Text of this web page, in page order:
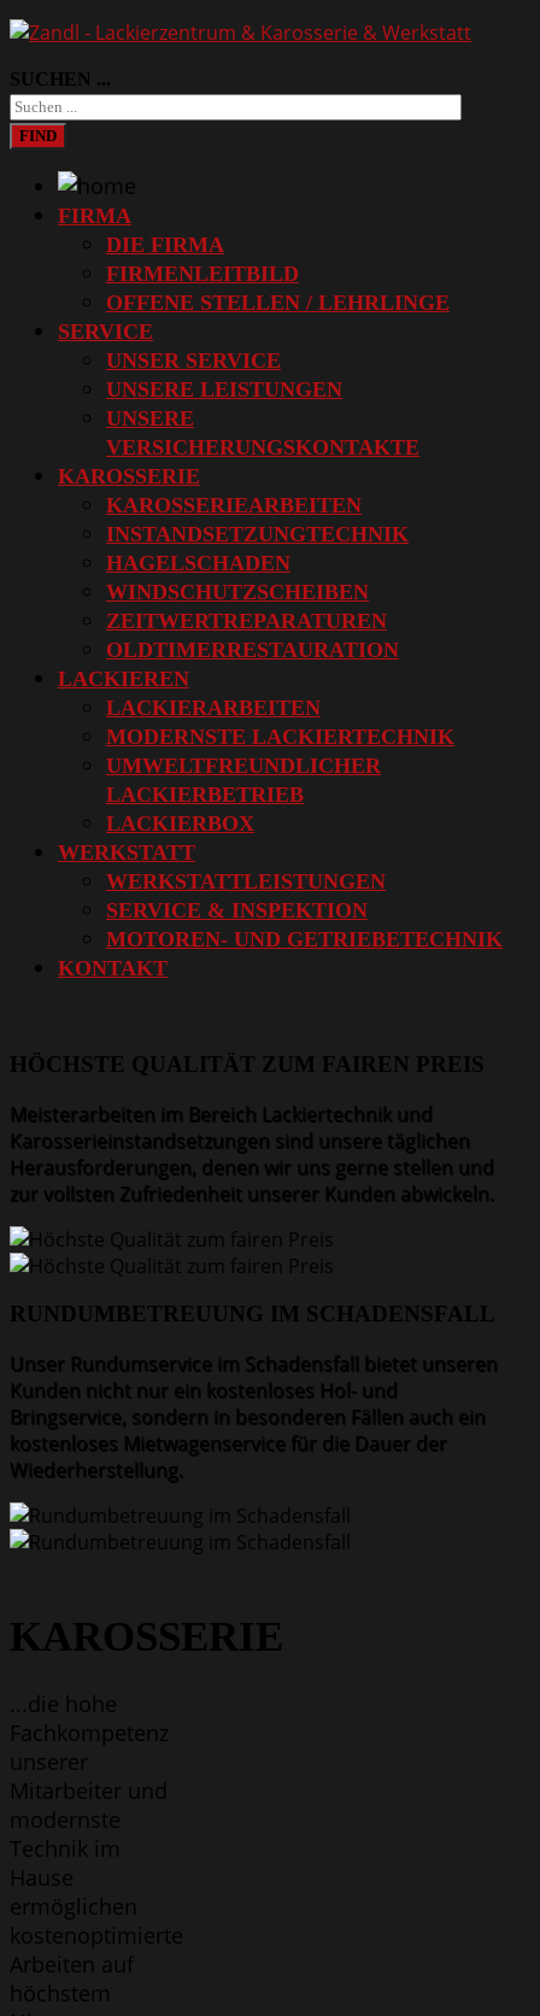
SUCHEN ...
FIND
FIRMA
DIE FIRMA
FIRMENLEITBILD
OFFENE STELLEN / LEHRLINGE
SERVICE
UNSER SERVICE
UNSERE LEISTUNGEN
UNSERE
VERSICHERUNGSKONTAKTE
KAROSSERIE
KAROSSERIEARBEITEN
INSTANDSETZUNGTECHNIK
HAGELSCHADEN
WINDSCHUTZSCHEIBEN
ZEITWERTREPARATUREN
OLDTIMERRESTAURATION
LACKIEREN
LACKIERARBEITEN
MODERNSTE LACKIERTECHNIK
UMWELTFREUNDLICHER
LACKIERBETRIEB
LACKIERBOX
WERKSTATT
WERKSTATTLEISTUNGEN
SERVICE & INSPEKTION
MOTOREN- UND GETRIEBETECHNIK
KONTAKT
HÖCHSTE QUALITÄT ZUM FAIREN PREIS
Meisterarbeiten im Bereich Lackiertechnik und
Karosserieinstandsetzungen sind unsere täglichen
Herausforderungen, denen wir uns gerne stellen und
zur vollsten Zufriedenheit unserer Kunden abwickeln.
RUNDUMBETREUUNG IM SCHADENSFALL
Unser Rundumservice im Schadensfall bietet unseren
Kunden nicht nur ein kostenloses Hol- und
Bringservice, sondern in besonderen Fällen auch ein
kostenloses Mietwagenservice für die Dauer der
Wiederherstellung.
KAROSSERIE
...die hohe
Fachkompetenz
unserer
Mitarbeiter und
modernste
Technik im
Hause
ermöglichen
kostenoptimierte
Arbeiten auf
höchstem